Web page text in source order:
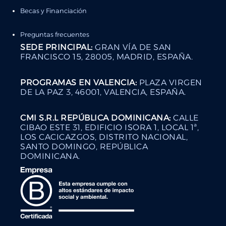
Becas y Financiación
Preguntas frecuentes
SEDE PRINCIPAL: GRAN VÍA DE SAN
FRANCISCO 15, 28005, MADRID, ESPAÑA.
PROGRAMAS EN VALENCIA: PLAZA VIRGEN
DE LA PAZ 3, 46001, VALENCIA, ESPAÑA.
CMI S.R.L REPÚBLICA DOMINICANA: CALLE
CIBAO ESTE 31, EDIFICIO ISORA 1, LOCAL 1ª,
LOS CACICAZGOS, DISTRITO NACIONAL,
SANTO DOMINGO, REPÚBLICA
DOMINICANA.